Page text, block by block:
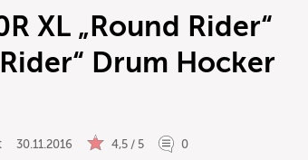
XL „Round Rider“
Drum Hocker
30.11.2016 4,5 / 5 0